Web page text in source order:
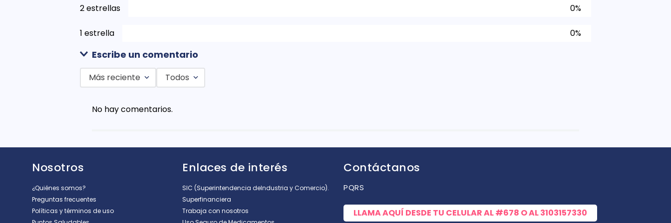
2 estrellas 0%
1 estrella 0%
Escribe un comentario
Título
Más reciente Todos
No hay comentarios.
Nosotros
¿Quiénes somos?
Preguntas frecuentes
Políticas y términos de uso
Enlaces de interés
SIC (Superintendencia deIndustria y Comercio).
Superfinanciera
Trabaja con nosotros
Contáctanos
PQRS
LLAMA AQUÍ DESDE TU CELULAR AL#678 O AL3103157330